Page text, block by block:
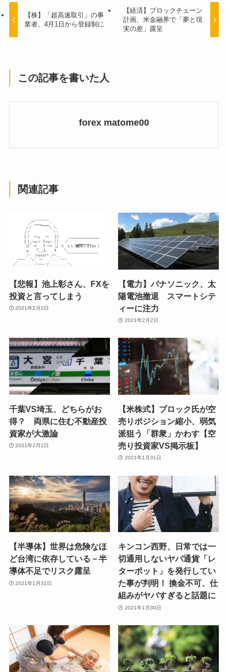
【株】「超高速取引」の事
業者、4月1日から登録制に
【経済】ブロックチェーン
計画、米金融界で「夢と現
実の差」露呈
この記事を書いた人
forex matome00
関連記事
【悲報】池上彰さん、FXを
投資と言ってしまう
2021年2月2日
【電力】パナソニック、太
陽電池撤退 スマートシテ
ィーに注力
2021年2月2日
千葉VS埼玉、どちらがお
得？ 両県に住む不動産投
資家が大激論
2021年2月1日
【米株式】ブロック氏が空
売りポジション縮小、弱気
派狙う「群衆」かわす【空
売り投資家VS掲示板】
2021年1月31日
【半導体】世界は危険なほ
ど台湾に依存している－半
導体不足でリスク露呈
2021年1月31日
キンコン西野、日常では一
切通用しないヤバ通貨「レ
ターポット」を発行してい
た事が判明！ 換金不可、仕
組みがヤバすぎると話題に
2021年1月30日